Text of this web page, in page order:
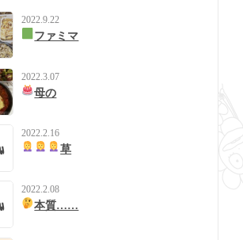
2022.9.22
ファミマ
2022.3.07
母の
2022.2.16
草
2022.2.08
本質……